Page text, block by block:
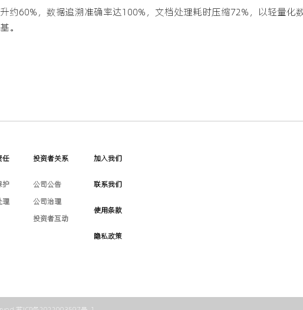
约60%，数据追溯准确率达100%，文档处理耗时压缩72%，以轻量化
。
任
护
理
投资者关系
公司公告
公司治理
投资者互动
加入我们
联系我们
使用条款
隐私政策